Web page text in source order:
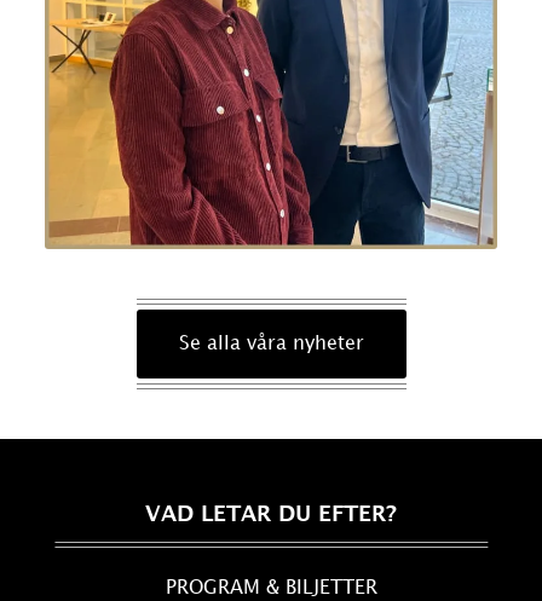
Se alla våra nyheter
VAD LETAR DU EFTER?
PROGRAM & BILJETTER